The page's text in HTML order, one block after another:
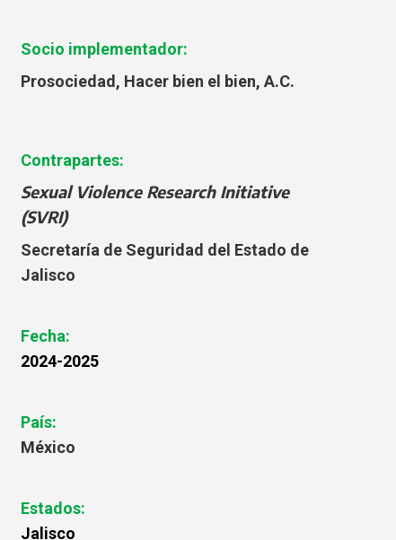
Socio implementador:
Prosociedad, Hacer bien el bien, A.C.
Contrapartes:
Sexual Violence Research Initiative
(SVRI)
Secretaría de Seguridad del Estado de
Jalisco
Fecha:
2024-2025
País:
México
Estados:
Jalisco